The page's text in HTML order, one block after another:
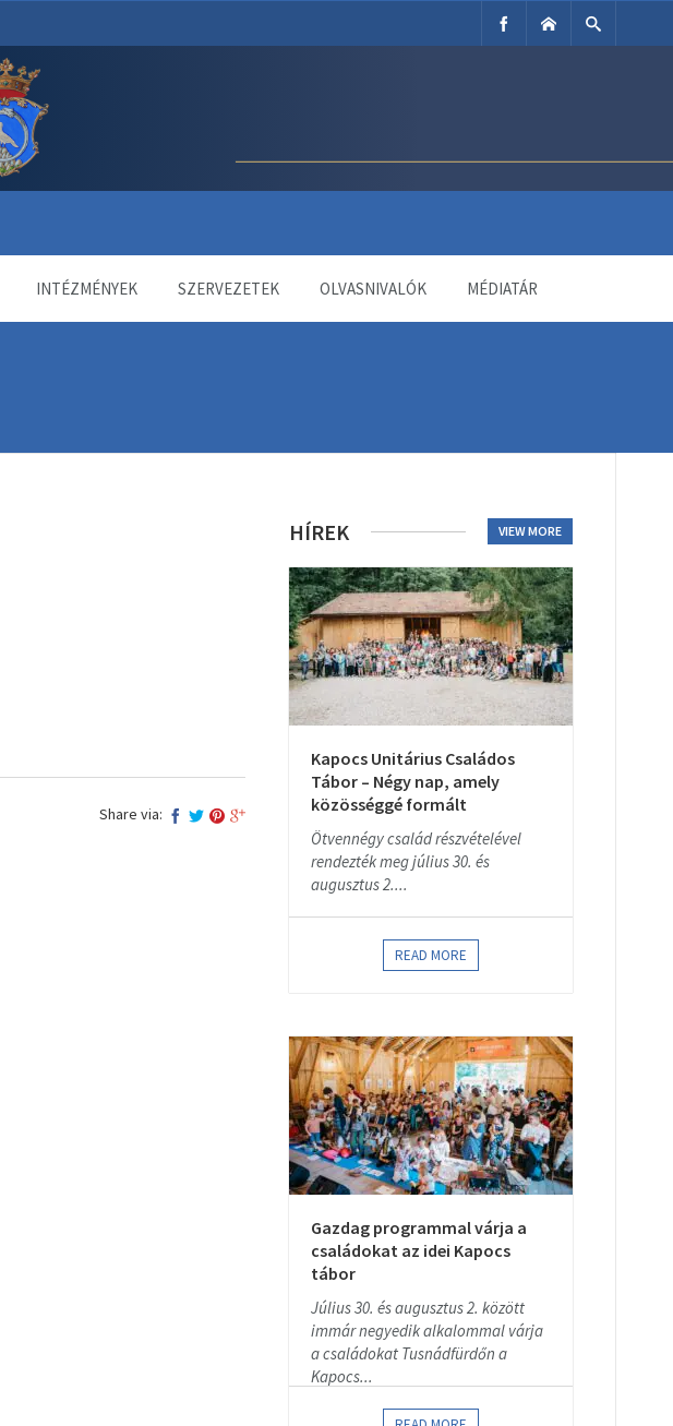
INTÉZMÉNYEK SZERVEZETEK OLVASNIVALÓK MÉDIATÁR
Share via:
HÍREK VIEW MORE
Kapocs Unitárius Családos
Tábor – Négy nap, amely
közösséggé formált
Ötvennégy család részvételével
rendezték meg július 30. és
augusztus 2....
READ MORE
Gazdag programmal várja a
családokat az idei Kapocs
tábor
Július 30. és augusztus 2. között
immár negyedik alkalommal várja
a családokat Tusnádfürdőn a
Kapocs...